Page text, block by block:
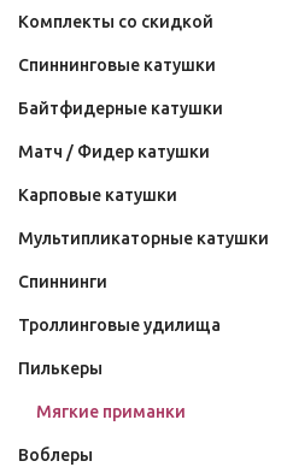
Комплекты со скидкой
Спиннинговые катушки
Байтфидерные катушки
Матч / Фидер катушки
Карповые катушки
Мультипликаторные катушки
Спиннинги
Троллинговые удилища
Пилькеры
Мягкие приманки
Воблеры